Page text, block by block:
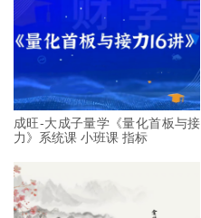
成旺-大成子量学《量化首板与接
力》系统课 小班课 指标